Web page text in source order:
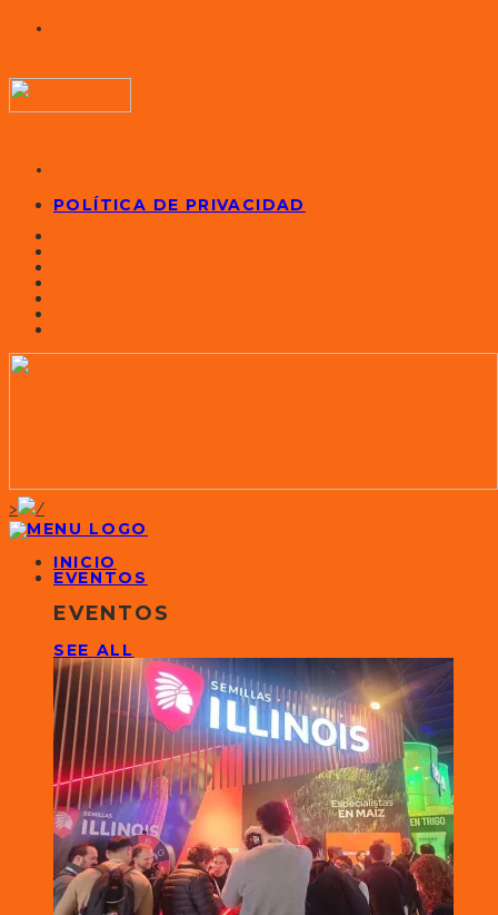
POLÍTICA DE PRIVACIDAD
>
INICIO
EVENTOS
EVENTOS
SEE ALL